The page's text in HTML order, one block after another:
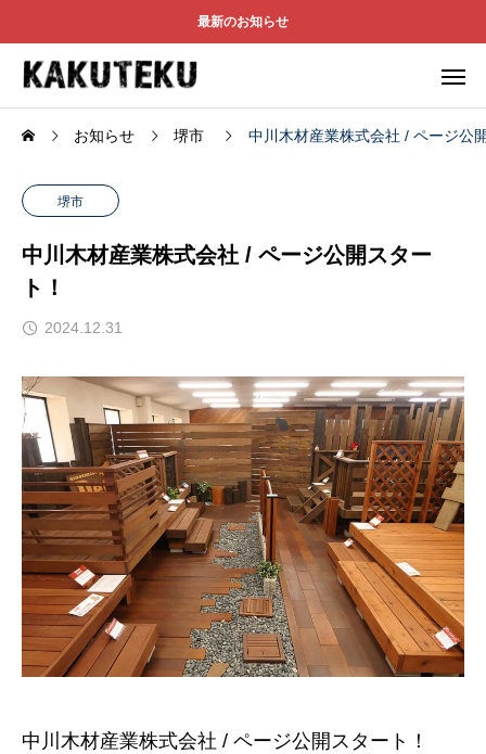
最新のお知らせ
お知らせ 堺市 中川木材産業株式会社 / ページ公
堺市
中川木材産業株式会社 / ページ公開スター
ト！
2024.12.31
中川木材産業株式会社 / ページ公開スタート！